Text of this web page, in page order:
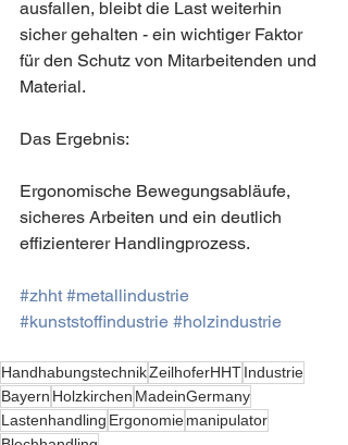
ausfallen, bleibt die Last weiterhin
sicher gehalten - ein wichtiger Faktor
für den Schutz von Mitarbeitenden und
Material.
Das Ergebnis:
Ergonomische Bewegungsabläufe,
sicheres Arbeiten und ein deutlich
effizienterer Handlingprozess.
#zhht #metallindustrie
#kunststoffindustrie #holzindustrie
HandhabungstechnikZeilhoferHHTIndustrie
Bayern Holzkirchen MadeinGermany
Lastenhandling Ergonomiemanipulator